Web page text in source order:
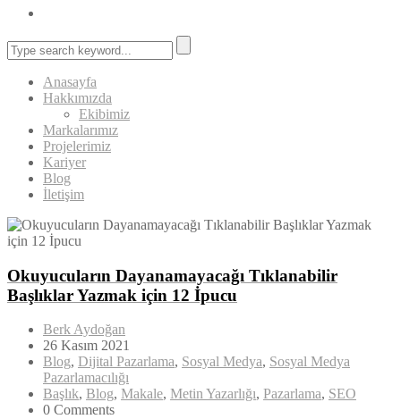
Anasayfa
Hakkımızda
Ekibimiz
Markalarımız
Projelerimiz
Kariyer
Blog
İletişim
Okuyucuların Dayanamayacağı Tıklanabilir
Başlıklar Yazmak için 12 İpucu
Berk Aydoğan
26 Kasım 2021
Blog, Dijital Pazarlama, Sosyal Medya, Sosyal Medya
Pazarlamacılığı
Başlık, Blog, Makale, Metin Yazarlığı, Pazarlama, SEO
0 Comments